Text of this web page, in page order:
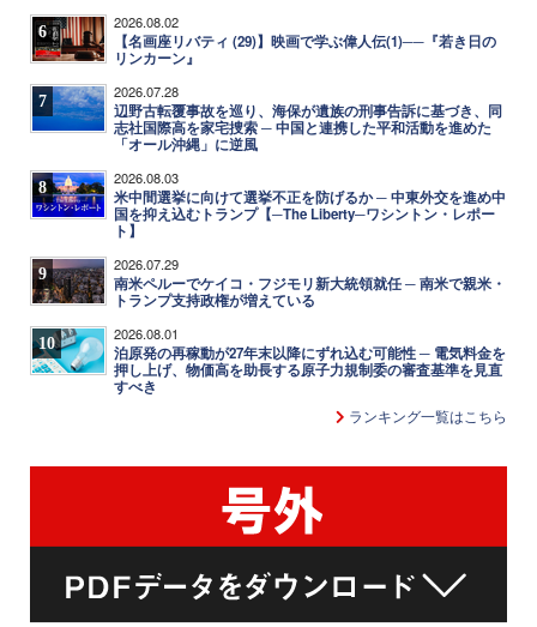
6 2026.08.02
【名画座リバティ (29)】映画で学ぶ偉人伝(1)──『若き日の
リンカーン』
7 2026.07.28
辺野古転覆事故を巡り、海保が遺族の刑事告訴に基づき、同
志社国際高を家宅捜索 ─ 中国と連携した平和活動を進めた
「オール沖縄」に逆風
8 2026.08.03
米中間選挙に向けて選挙不正を防げるか ─ 中東外交を進め中
国を抑え込むトランプ【─The Liberty─ワシントン・レポー
ト】
9 2026.07.29
南米ペルーでケイコ・フジモリ新大統領就任 ─ 南米で親米・
トランプ支持政権が増えている
10 2026.08.01
泊原発の再稼動が27年末以降にずれ込む可能性 ─ 電気料金を
押し上げ、物価高を助長する原子力規制委の審査基準を見直
すべき
ランキング一覧はこちら